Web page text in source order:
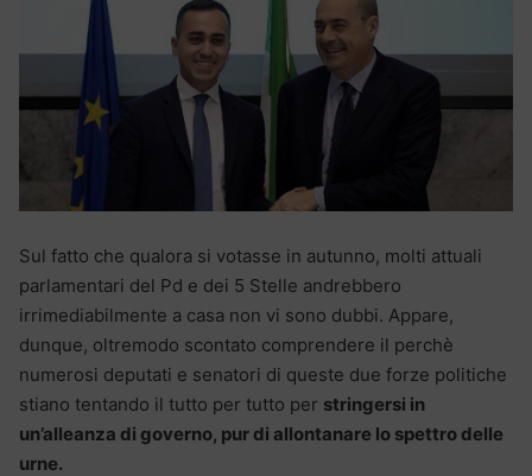
Sul fatto che qualora si votasse in autunno, molti attuali
parlamentari del Pd e dei 5 Stelle andrebbero
irrimediabilmente a casa non vi sono dubbi. Appare,
dunque, oltremodo scontato comprendere il perchè
numerosi deputati e senatori di queste due forze politiche
stiano tentando il tutto per tutto per stringersi in
un’alleanza di governo, pur di allontanare lo spettro delle
urne.